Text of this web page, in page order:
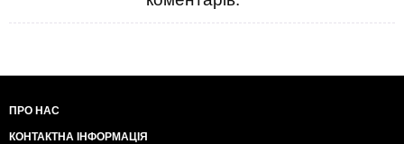
ПРО НАС
КОНТАКТНА ІНФОРМАЦІЯ